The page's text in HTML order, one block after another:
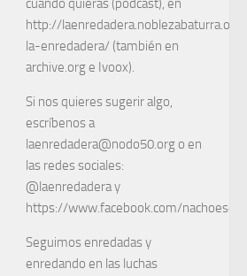
cuando quieras (podcast), en
http://
la-enredadera/ (también en
archive.org e Ivoox).
Si nos quieres sugerir algo,
escríbenos a
laenredadera@nodo50.org o en
las redes sociales:
@laenredadera y
https://www.facebook.com/
Seguimos enredadas y
enredando en las luchas